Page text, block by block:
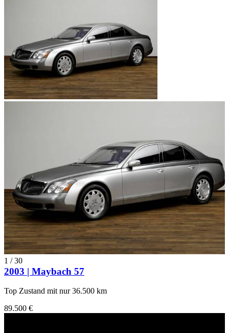
1 /30
2003 | Maybach 57
Top Zustand mit nur 36.500 km
89.500 €